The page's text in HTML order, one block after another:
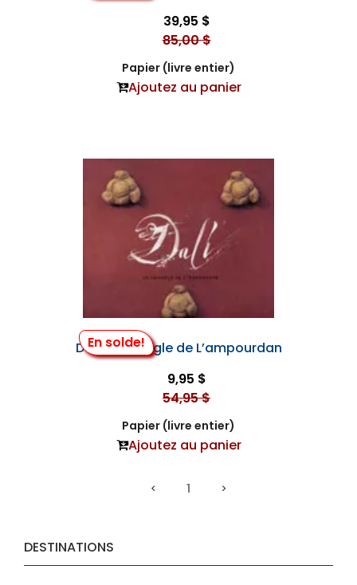
DESTINATIONS
39,95 $
85,00 $
Papier (livre entier)
Ajoutez au panier
En solde!
Dali, le Triangle de L’ampourdan
9,95 $
54,95 $
Papier (livre entier)
Ajoutez au panier
1